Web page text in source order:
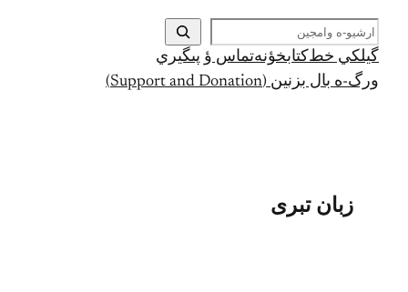
ج
س
ت
ج
گيلکي خط کتابخؤنهتماس ؤ پىگيري
ورگ-ه بال بزنين (Support and Donation)
زبان تبری